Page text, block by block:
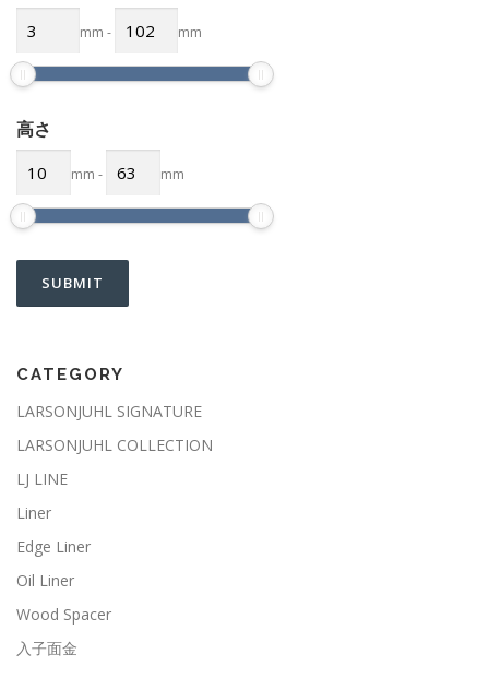
mm - mm
高さ
mm - mm
CATEGORY
LARSONJUHL SIGNATURE
LARSONJUHL COLLECTION
LJ LINE
Liner
Edge Liner
Oil Liner
Wood Spacer
入子面金